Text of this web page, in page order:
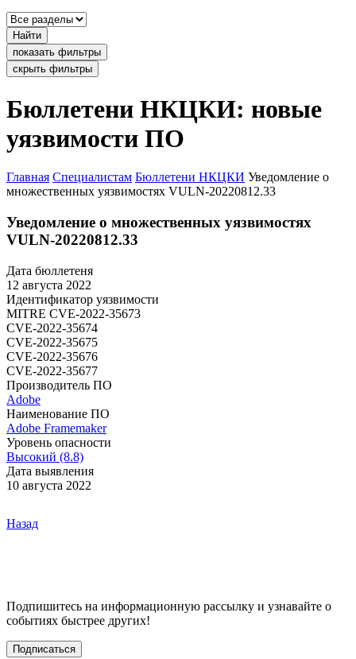
Найти
показать фильтры
скрыть фильтры
Бюллетени НКЦКИ: новые
уязвимости ПО
Главная Специалистам Бюллетени НКЦКИ Уведомление о
множественных уязвимостях VULN-20220812.33
Уведомление о множественных уязвимостях
VULN-20220812.33
Дата бюллетеня
12 августа 2022
Идентификатор уязвимости
MITRE CVE-2022-35673
CVE-2022-35674
CVE-2022-35675
CVE-2022-35676
CVE-2022-35677
Производитель ПО
Adobe
Наименование ПО
Adobe Framemaker
Уровень опасности
Высокий (8.8)
Дата выявления
10 августа 2022
Назад
Подпишитесь на информационную рассылку и узнавайте о
событиях быстрее других!
Подписаться